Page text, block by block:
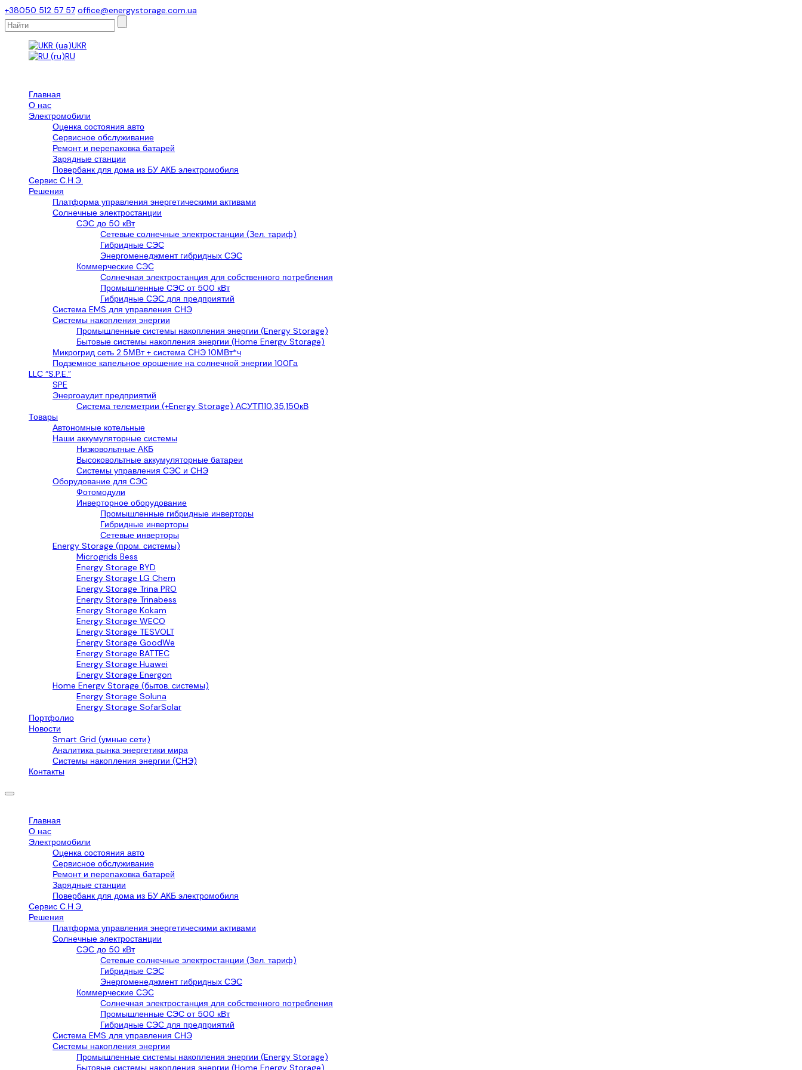
+38050 512 57 57 office@energystorage.com.ua
UKR
RU
Главная
О нас
Электромобили
Оценка состояния авто
Сервисное обслуживание
Ремонт и перепаковка батарей
Зарядные станции
Повербанк для дома из БУ АКБ электромобиля
Сервис С.Н.Э.
Решения
Платформа управления энергетическими активами
Солнечные электростанции
СЭС до 50 кВт
Сетевые солнечные электростанции (Зел. тариф)
Гибридные СЭС
Энергоменеджмент гибридных СЭС
Коммерческие СЭС
Солнечная электростанция для собственного потребления
Промышленные СЭС от 500 кВт
Гибридные СЭС для предприятий
Система EMS для управления СНЭ
Системы накопления энергии
Промышленные системы накопления энергии (Energy Storage)
Бытовые системы накопления энергии (Home Energy Storage)
Микрогрид сеть 2.5МВт + система СНЭ 10МВт*ч
Подземное капельное орошение на солнечной энергии 100Га
LLС “S.P.E.”
SPE
Энергоаудит предприятий
Система телеметрии (+Energy Storage) АСУТП10,35,150кВ
Товары
Автономные котельные
Наши аккумуляторные системы
Низковольтные АКБ
Высоковольтные аккумуляторные батареи
Системы управления СЭС и СНЭ
Оборудование для СЭС
Фотомодули
Инверторное оборудование
Промышленные гибридные инверторы
Гибридные инверторы
Сетевые инверторы
Energy Storage (пром. системы)
Microgrids Bess
Energy Storage BYD
Energy Storage LG Chem
Energy Storage Trina PRO
Energy Storage Trinabess
Energy Storage Kokam
Energy Storage WECO
Energy Storage TESVOLT
Energy Storage GoodWe
Energy Storage BATTEC
Energy Storage Huawei
Energy Storage Energon
Home Energy Storage (бытов. системы)
Energy Storage Soluna
Energy Storage SofarSolar
Портфолио
Новости
Smart Grid (умные сети)
Аналитика рынка энергетики мира
Системы накопления энергии (СНЭ)
Контакты
Главная
О нас
Электромобили
Оценка состояния авто
Сервисное обслуживание
Ремонт и перепаковка батарей
Зарядные станции
Повербанк для дома из БУ АКБ электромобиля
Сервис С.Н.Э.
Решения
Платформа управления энергетическими активами
Солнечные электростанции
СЭС до 50 кВт
Сетевые солнечные электростанции (Зел. тариф)
Гибридные СЭС
Энергоменеджмент гибридных СЭС
Коммерческие СЭС
Солнечная электростанция для собственного потребления
Промышленные СЭС от 500 кВт
Гибридные СЭС для предприятий
Система EMS для управления СНЭ
Системы накопления энергии
Промышленные системы накопления энергии (Energy Storage)
Бытовые системы накопления энергии (Home Energy Storage)